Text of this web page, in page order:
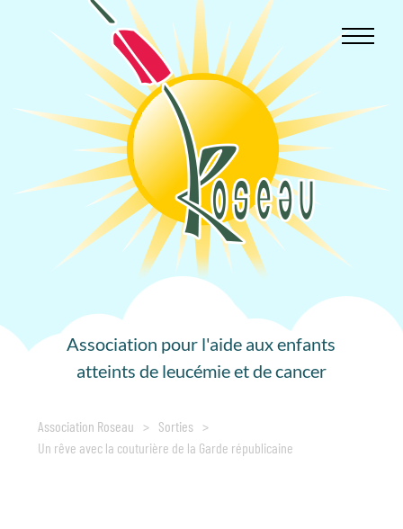
Association pour l'aide aux enfants
atteints de leucémie et de cancer
Association Roseau > Sorties >
Un rêve avec la couturière de la Garde républicaine